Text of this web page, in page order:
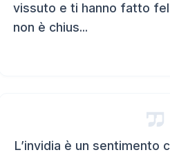
vissuto e ti hanno fatto
non è chius...
L’invidia è un sentimento